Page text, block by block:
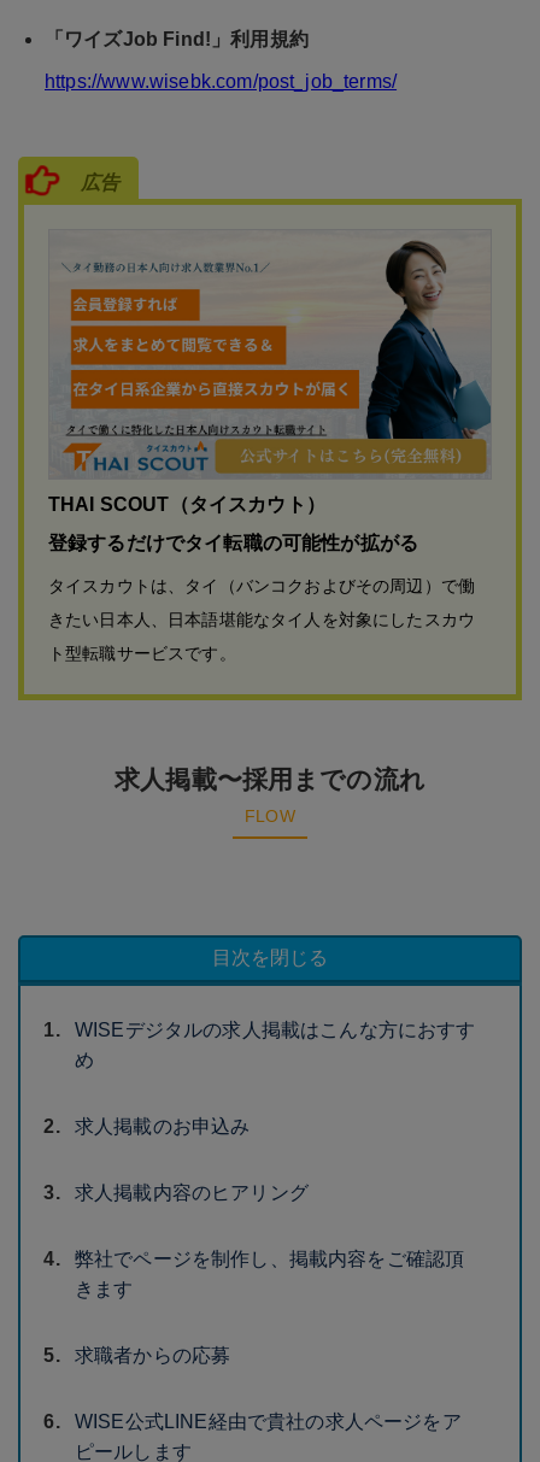
「ワイズJob Find!」利用規約
https://www.wisebk.com/post_job_terms/
広告
THAI SCOUT（タイスカウト）
登録するだけでタイ転職の可能性が拡がる
タイスカウトは、タイ（バンコクおよびその周辺）で働
きたい日本人、日本語堪能なタイ人を対象にしたスカウ
ト型転職サービスです。
求人掲載〜採用までの流れ
FLOW
目次を閉じる
WISEデジタルの求人掲載はこんな方におすす
め
求人掲載のお申込み
求人掲載内容のヒアリング
弊社でページを制作し、掲載内容をご確認頂
きます
求職者からの応募
WISE公式LINE経由で貴社の求人ページをア
ピールします